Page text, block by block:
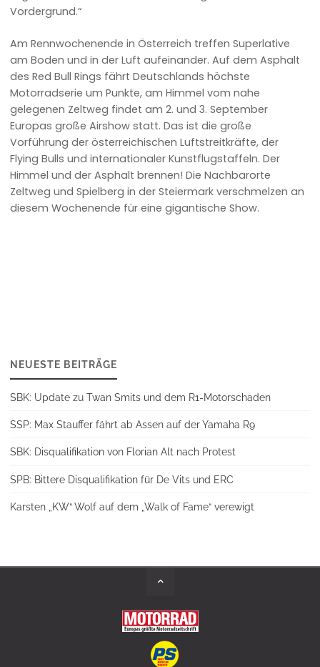
Vordergrund.“
Am Rennwochenende in Österreich treffen Superlative
am Boden und in der Luft aufeinander. Auf dem Asphalt
des Red Bull Rings fährt Deutschlands höchste
Motorradserie um Punkte, am Himmel vom nahe
gelegenen Zeltweg findet am 2. und 3. September
Europas große Airshow statt. Das ist die große
Vorführung der österreichischen Luftstreitkräfte, der
Flying Bulls und internationaler Kunstflugstaffeln. Der
Himmel und der Asphalt brennen! Die Nachbarorte
Zeltweg und Spielberg in der Steiermark verschmelzen an
diesem Wochenende für eine gigantische Show.
NEUESTE BEITRÄGE
SBK: Update zu Twan Smits und dem R1-Motorschaden
SSP: Max Stauffer fährt ab Assen auf der Yamaha R9
SBK: Disqualifikation von Florian Alt nach Protest
SPB: Bittere Disqualifikation für De Vits und ERC
Karsten „KW“ Wolf auf dem „Walk of Fame“ verewigt
Back